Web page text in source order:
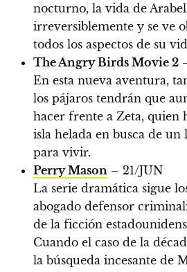
nocturno, la vida de
irreversiblemente y se ve
todos los aspectos de su
The Angry Birds Movie 2
En esta nueva aventura,
los pájaros tendrán que
hacer frente a Zeta, quien
isla helada en busca de
para vivir.
Perry Mason – 21/JUN
La serie dramática sigue
abogado defensor
de la ficción
Cuando el caso de la
la búsqueda incesante de